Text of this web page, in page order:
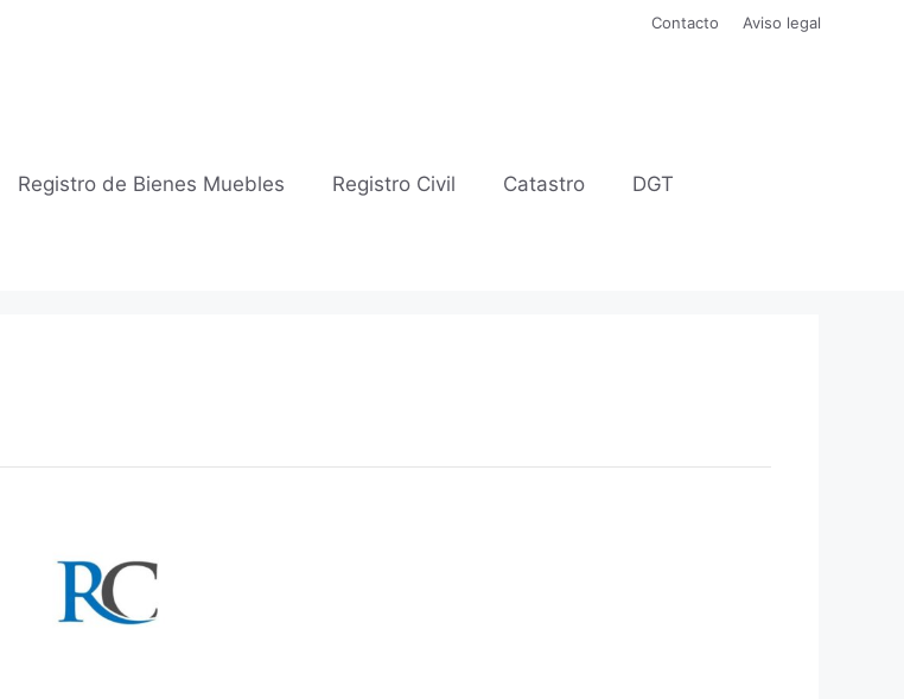
Contacto Aviso legal
Registro de Bienes Muebles Registro Civil Catastro DGT